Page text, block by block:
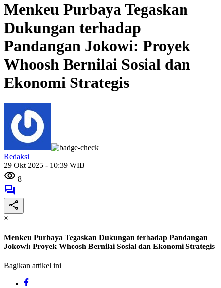
Menkeu Purbaya Tegaskan
Dukungan terhadap
Pandangan Jokowi: Proyek
Whoosh Bernilai Sosial dan
Ekonomi Strategis
Redaksi
29 Okt 2025 - 10:39 WIB
8
×
Menkeu Purbaya Tegaskan Dukungan terhadap Pandangan
Jokowi: Proyek Whoosh Bernilai Sosial dan Ekonomi Strategis
Bagikan artikel ini